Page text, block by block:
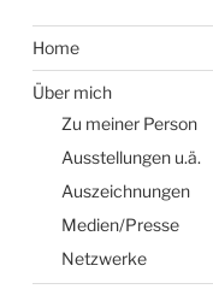
Home
Über mich
Zu meiner Person
Ausstellungen u.ä.
Auszeichnungen
Medien/Presse
Netzwerke